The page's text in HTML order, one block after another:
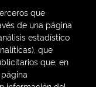
que
de una página
estadístico
que
que, en